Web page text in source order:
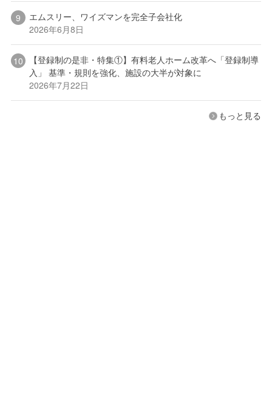
エムスリー、ワイズマンを完全子会社化
2026年6月8日
【登録制の是非・特集①】有料老人ホーム改革へ「登録制導
入」 基準・規則を強化、施設の大半が対象に
2026年7月22日
もっと見る